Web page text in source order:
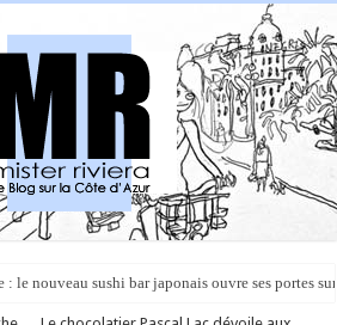
éphémère de l’Hôtel Carlton pour un